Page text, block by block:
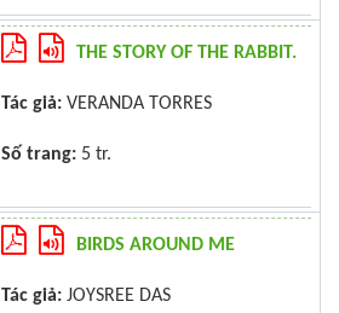
THE STORY OF THE RABBIT.
Tác giả: VERANDA TORRES
Số trang: 5 tr.
BIRDS AROUND ME
Tác giả: JOYSREE DAS